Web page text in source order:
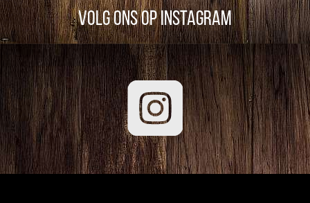
Volg ons op Instagram